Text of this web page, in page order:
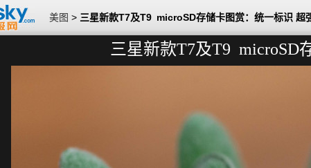
美图 > 三星新款T7及T9 microSD存储卡图赏：统一标识 超
三星新款T7及T9 microSD